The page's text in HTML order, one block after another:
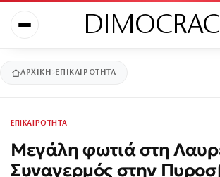
ΑΡΧΙΚΉ ΕΠΙΚΑΙΡΟΤΗΤΑ
ΕΠΙΚΑΙΡΟΤΗΤΑ
Μεγάλη φωτιά στη
Συναγερμός στην